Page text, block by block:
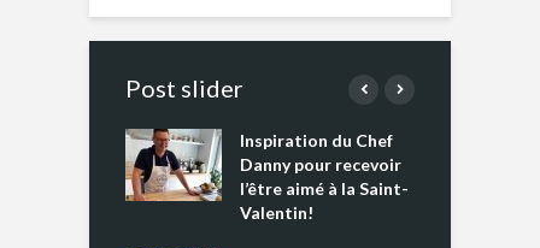
Post slider
Inspiration du Chef
Danny pour recevoir
l’être aimé à la Saint-
Valentin!